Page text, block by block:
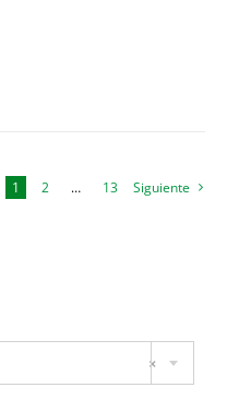
1 2 … 13 Siguiente
×